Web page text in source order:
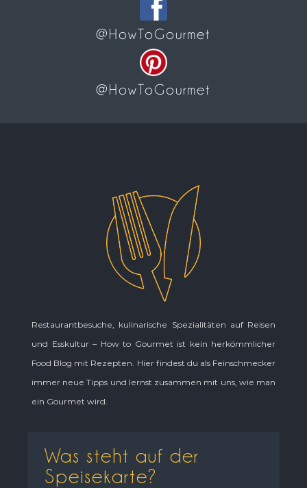
@HowToGourmet
@HowToGourmet
Restaurantbesuche, kulinarische Spezialitäten auf Reisen
und Esskultur – How to Gourmet ist kein herkömmlicher
Food Blog mit Rezepten. Hier findest du als Feinschmecker
immer neue Tipps und lernst zusammen mit uns, wie man
ein Gourmet wird.
Was steht auf der
Speisekarte?